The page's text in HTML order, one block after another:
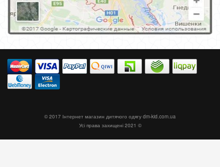
© 2017 Інтернет магазин дитячого одягу dm-kid.com.ua
Усі права захищені 2021 ©